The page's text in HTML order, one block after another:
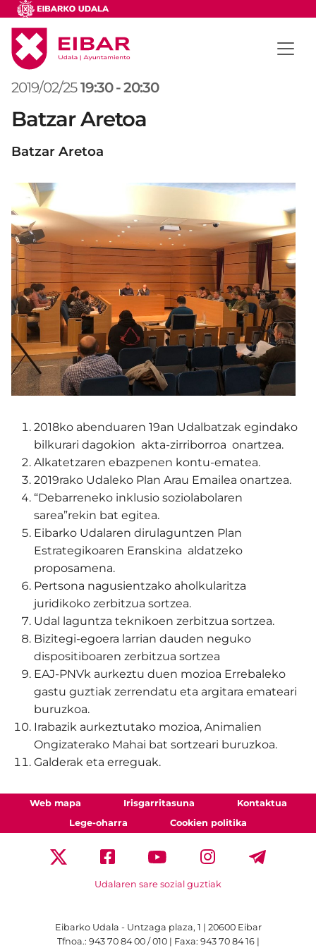
2019/02/25 19:30 -20:30
Batzar Aretoa
Batzar Aretoa
2018ko abenduaren 19an Udalbatzak egindako
bilkurari dagokion akta-zirriborroa onartzea.
Alkatetzaren ebazpenen kontu-ematea.
2019rako Udaleko Plan Arau Emailea onartzea.
“Debarreneko inklusio soziolabolaren
sarea”rekin bat egitea.
Eibarko Udalaren dirulaguntzen Plan
Estrategikoaren Eranskina aldatzeko
proposamena.
Pertsona nagusientzako aholkularitza
juridikoko zerbitzua sortzea.
Udal laguntza teknikoen zerbitzua sortzea.
Bizitegi-egoera larrian dauden neguko
dispositiboaren zerbitzua sortzea
EAJ-PNVk aurkeztu duen mozioa Errebaleko
gastu guztiak zerrendatu eta argitara emateari
buruzkoa.
Irabazik aurkeztutako mozioa, Animalien
Ongizaterako Mahai bat sortzeari buruzkoa.
Galderak eta erreguak.
Web mapa Irisgarritasuna
Kontaktua
Lege-oharra
Cookien politika
Udalaren sare sozial guztiak
Eibarko Udala - Untzaga plaza, 1 | 20600 Eibar
Tfnoa.: 943 70 84 00 / 010 | Faxa: 943 70 84 16 |